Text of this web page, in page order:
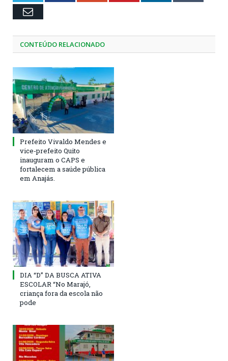
Email
CONTEÚDO RELACIONADO
Prefeito Vivaldo Mendes e
vice-prefeito Quito
inauguram o CAPS e
fortalecem a saúde pública
em Anajás.
DIA “D” DA BUSCA ATIVA
ESCOLAR “No Marajó,
criança fora da escola não
pode